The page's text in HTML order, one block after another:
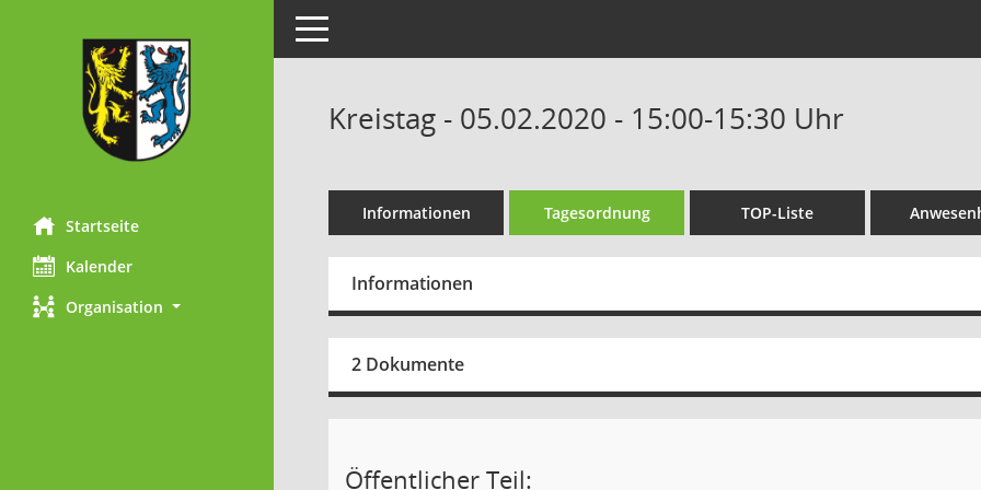
Startseite
Kalender
Organisation
Toggle navigation
Kreistag - 05.02.2020 - 15:00-15:30 Uhr
Informationen Tagesordnung TOP-Liste
Informationen
2 Dokumente
Öffentlicher Teil: